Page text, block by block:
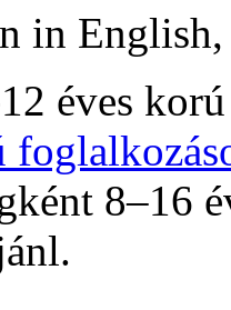
in
éves korú
8–16